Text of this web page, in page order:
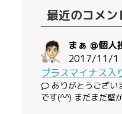
最近のコメン
まぁ @個人
2017/11/1
プラスマイナス入
ありがとうござい
です(^^) まだまだ壁